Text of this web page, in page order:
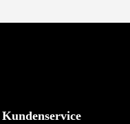
Kundenservice